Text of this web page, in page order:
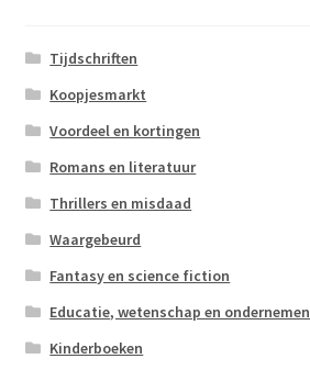
Tijdschriften
Koopjesmarkt
Voordeel en kortingen
Romans en literatuur
Thrillers en misdaad
Waargebeurd
Fantasy en science fiction
Educatie, wetenschap en ondernemen
Kinderboeken